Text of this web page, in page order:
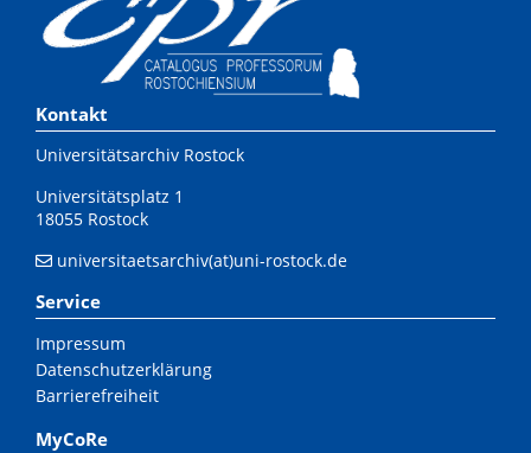
Kontakt
Universitätsarchiv Rostock
Universitätsplatz 1
18055 Rostock
universitaetsarchiv(at)uni-rostock.de
Service
Impressum
Datenschutzerklärung
Barrierefreiheit
MyCoRe